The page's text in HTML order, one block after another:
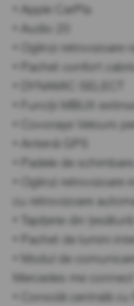
• Apple CarPla
• Audio 20
• Oglinzi retrovizoare
• Pachet confort
• DYNAMIC SELECT
• Funcții MBUX
• Covorașe Velours
• Antenă GPS
• Padele de
• Oglinzi
cu retrovizoare
• Tapițerie din
• Pachet de lumini
• Modul de
Mercedes me connect
• Consolă centrală